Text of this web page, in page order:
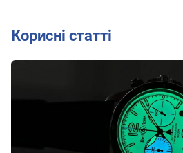
Корисні статті